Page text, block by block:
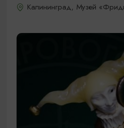
Калининград, Музей